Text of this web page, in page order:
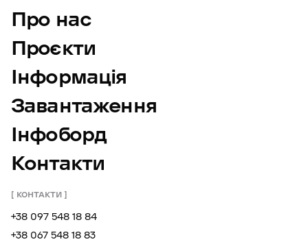
Про нас
Проєкти
Інформація
Завантаження
Інфоборд
Контакти
КОНТАКТИ
+38 097 548 18 84
+38 067 548 18 83